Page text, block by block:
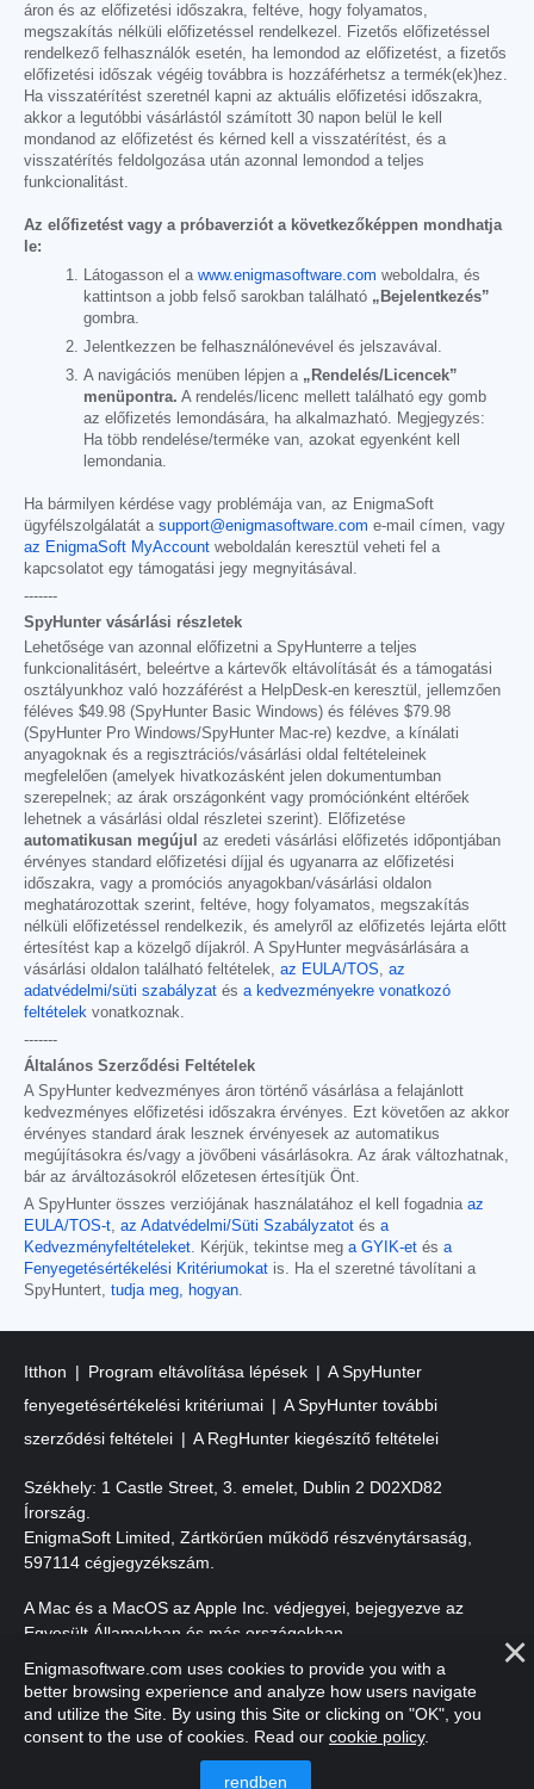
áron és az előfizetési időszakra, feltéve, hogy folyamatos,
megszakítás nélküli előfizetéssel rendelkezel. Fizetős előfizetéssel
rendelkező felhasználók esetén, ha lemondod az előfizetést, a fizetős
előfizetési időszak végéig továbbra is hozzáférhetsz a termék(ek)hez.
Ha visszatérítést szeretnél kapni az aktuális előfizetési időszakra,
akkor a legutóbbi vásárlástól számított 30 napon belül le kell
mondanod az előfizetést és kérned kell a visszatérítést, és a
visszatérítés feldolgozása után azonnal lemondod a teljes
funkcionalitást.
Az előfizetést vagy a próbaverziót a következőképpen mondhatja
le:
Látogasson el a www.enigmasoftware.com weboldalra, és
kattintson a jobb felső sarokban található „Bejelentkezés”
gombra.
Jelentkezzen be felhasználónevével és jelszavával.
A navigációs menüben lépjen a „Rendelés/Licencek”
menüpontra. A rendelés/licenc mellett található egy gomb
az előfizetés lemondására, ha alkalmazható. Megjegyzés:
Ha több rendelése/terméke van, azokat egyenként kell
lemondania.
Ha bármilyen kérdése vagy problémája van, az EnigmaSoft
ügyfélszolgálatát a support@enigmasoftware.com e-mail címen, vagy
az EnigmaSoft MyAccount weboldalán keresztül veheti fel a
kapcsolatot egy támogatási jegy megnyitásával.
-------
SpyHunter vásárlási részletek
Lehetősége van azonnal előfizetni a SpyHunterre a teljes
funkcionalitásért, beleértve a kártevők eltávolítását és a támogatási
osztályunkhoz való hozzáférést a HelpDesk-en keresztül, jellemzően
féléves $49.98 (SpyHunter Basic Windows) és féléves $79.98
(SpyHunter Pro Windows/SpyHunter Mac-re) kezdve, a kínálati
anyagoknak és a regisztrációs/vásárlási oldal feltételeinek
megfelelően (amelyek hivatkozásként jelen dokumentumban
szerepelnek; az árak országonként vagy promóciónként eltérőek
lehetnek a vásárlási oldal részletei szerint). Előfizetése
automatikusan megújul
az eredeti vásárlási előfizetés időpontjában
érvényes standard előfizetési díjjal és ugyanarra az előfizetési
időszakra, vagy a promóciós anyagokban/vásárlási oldalon
meghatározottak szerint, feltéve, hogy folyamatos, megszakítás
nélküli előfizetéssel rendelkezik, és amelyről az előfizetés lejárta előtt
értesítést kap a közelgő díjakról. A SpyHunter megvásárlására a
vásárlási oldalon található feltételek, az EULA/TOS, az
adatvédelmi/süti szabályzat és a kedvezményekre vonatkozó
feltételek vonatkoznak.
-------
Általános Szerződési Feltételek
A SpyHunter kedvezményes áron történő vásárlása a felajánlott
kedvezményes előfizetési időszakra érvényes. Ezt követően az akkor
érvényes standard árak lesznek érvényesek az automatikus
megújításokra és/vagy a jövőbeni vásárlásokra. Az árak változhatnak,
bár az árváltozásokról előzetesen értesítjük Önt.
A SpyHunter összes verziójának használatához el kell fogadnia az
EULA/TOS-t, az Adatvédelmi/Süti Szabályzatot és a
Kedvezményfeltételeket. Kérjük, tekintse meg a GYIK-et és a
Fenyegetésértékelési Kritériumokat is. Ha el szeretné távolítani a
SpyHuntert, tudja meg, hogyan.
Itthon Program eltávolítása lépések
A SpyHunter
fenyegetésértékelési kritériumai
A SpyHunter további
szerződési feltételei
A RegHunter kiegészítő feltételei
Székhely: 1 Castle Street, 3. emelet, Dublin 2 D02XD82
Írország.
EnigmaSoft Limited, Zártkörűen működő részvénytársaság,
597114 cégjegyzékszám.
A Mac és a MacOS az Apple Inc. védjegyei, bejegyezve az
Egyesült Államokban és más országokban.
Szerzői jog 2016-2026. EnigmaSoft Ltd. Minden jog fenntartva.
Enigmasoftware.com uses cookies to provide you with a
better browsing experience and analyze how users navigate
and utilize the Site. By using this Site or clicking on "OK", you
consent to the use of cookies. Read our cookie policy.